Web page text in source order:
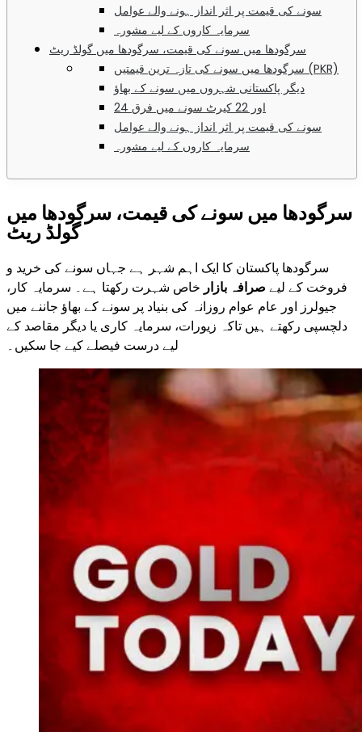
سونے کی قیمت پر اثر انداز ہونے والے عوامل
سرمایہ کاروں کے لیے مشورہ
سرگودھا میں سونے کی قیمت، سرگودھا میں گولڈ ریٹ
سرگودھا میں سونے کی تازہ ترین قیمتیں (PKR)
دیگر پاکستانی شہروں میں سونے کے بھاؤ
24 اور 22 کیرٹ سونے میں فرق
سونے کی قیمت پر اثر انداز ہونے والے عوامل
سرمایہ کاروں کے لیے مشورہ
سرگودھا میں سونے کی قیمت، سرگودھا میں
گولڈ ریٹ
سرگودھا پاکستان کا ایک اہم شہر ہے جہاں سونے کی خرید و
فروخت کے لیے صرافہ بازار خاص شہرت رکھتا ہے۔ سرمایہ کار،
جیولرز اور عام عوام روزانہ کی بنیاد پر سونے کے بھاؤ جاننے میں
دلچسپی رکھتے ہیں تاکہ زیورات، سرمایہ کاری یا دیگر مقاصد کے
لیے درست فیصلے کیے جا سکیں۔